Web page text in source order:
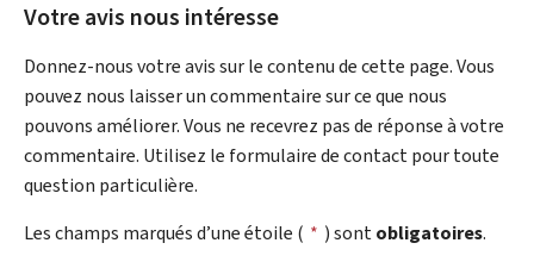
Votre avis nous intéresse
Donnez-nous votre avis sur le contenu de cette page. Vous
pouvez nous laisser un commentaire sur ce que nous
pouvons améliorer. Vous ne recevrez pas de réponse à votre
commentaire. Utilisez le formulaire de contact pour toute
question particulière.
Les champs marqués d’une étoile ( * ) sontobligatoires.